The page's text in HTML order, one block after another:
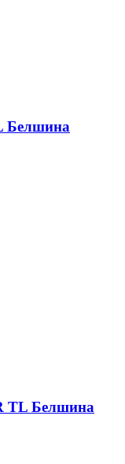
Белшина
TL Белшина